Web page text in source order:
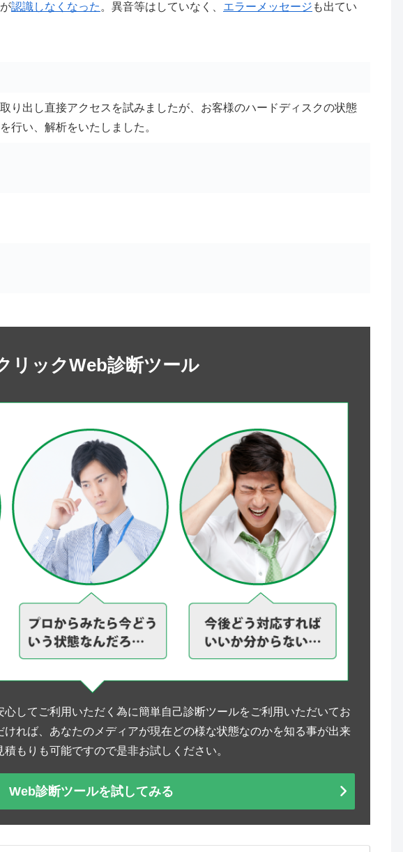
認識しなくなった 。異音等はしていなく、 エラーメッセージ も出てい
り出し直接アクセスを試みましたが、お客様のハードディスクの状態
を行い、解析をいたしました。
リックWeb診断ツール
してご利用いただく為に簡単自己診断ツールをご利用いただいてお
ければ、あなたのメディアが現在どの様な状態なのかを知る事が出来
もりも可能ですので是非お試しください。
Web診断ツールを試してみる